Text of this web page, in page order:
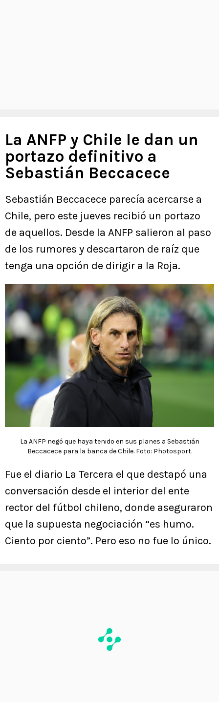
La ANFP y Chile le dan un
portazo definitivo a
Sebastián Beccacece
Sebastián Beccacece parecía acercarse a
Chile, pero este jueves recibió un portazo
de aquellos. Desde la ANFP salieron al paso
de los rumores y descartaron de raíz que
tenga una opción de dirigir a la Roja.
La ANFP negó que haya tenido en sus planes a Sebastián
Beccacece para la banca de Chile. Foto: Photosport.
Fue el diario La Tercera el que destapó una
conversación desde el interior del ente
rector del fútbol chileno, donde aseguraron
que la supuesta negociación “es humo.
Ciento por ciento”. Pero eso no fue lo único.